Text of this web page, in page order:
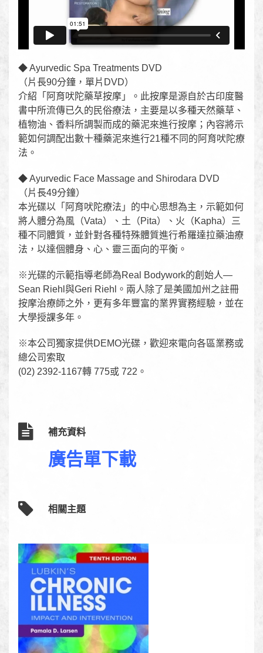
◆ Ayurvedic Spa Treatments DVD
（片長90分鐘，單片DVD）
介紹「阿育吠陀藥草按摩」。此按摩是源自於古印度醫
書中所流傳已久的民俗療法，主要是以多種天然藥草、
植物油、香料所調製而成的藥泥來進行按摩；內容將示
範如何調配出數十種藥泥來進行21種不同的阿育吠陀療
法。
◆ Ayurvedic Face Massage and Shirodara DVD
（片長49分鐘）
本光碟以「阿育吠陀療法」的中心思想為主，示範如何
將人體分為風（Vata）、土（Pita）、火（Kapha）三
種不同體質，並針對各種特殊體質進行希羅達拉藥油療
法，以達個體身、心、靈三面向的平衡。
※光碟的示範指導老師為Real Bodywork的創始人—
Sean Riehl與Geri Riehl。兩人除了是美國加州之註冊
按摩治療師之外，更有多年豐富的業界實務經驗，並在
大學授課多年。
※本公司獨家提供DEMO光碟，歡迎來電向各區業務或
總公司索取
(02) 2392-1167轉 775或 722。
補充資料
廣告單下載
相關主題